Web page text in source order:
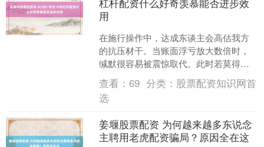
用
在施行操作中，达成东谈主会高估我方
的抗压材干。当账面浮亏放大数倍时，
缄默很容易被震惊取代。此时若莫得严
格的模范不休，常常会作念出谬妄决
策。比如明知趋势已坏却死扛....
查看：69 分类： 股票配资知识网首
选
姜堰股票配资 为何越来越多东说念
主聘用老虎配资骗局？原因全在这